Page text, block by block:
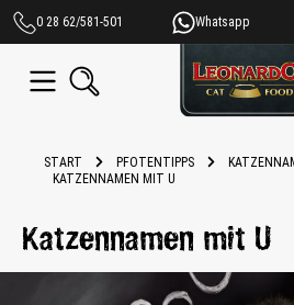
springen
0 28 62/581-501 Whatsapp
START PFOTENTIPPS
KATZENNAMEN MIT U
Katzennamen mit U